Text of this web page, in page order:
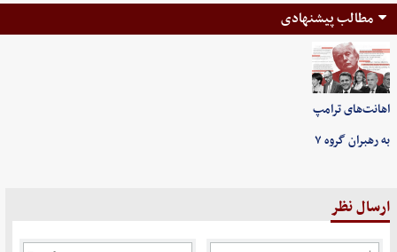
مطالب پیشنهادی
اهانت‌های ترامپ
به رهبران گروه ۷
ارسال نظر